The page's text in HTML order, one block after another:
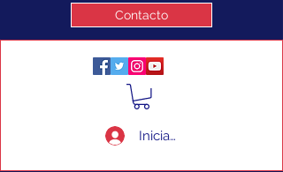
Contacto
Iniciar sesión